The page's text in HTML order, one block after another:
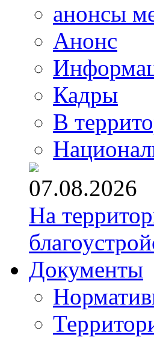
анонсы
Анонс
Кадры
В
07.08.2026
На
Документы